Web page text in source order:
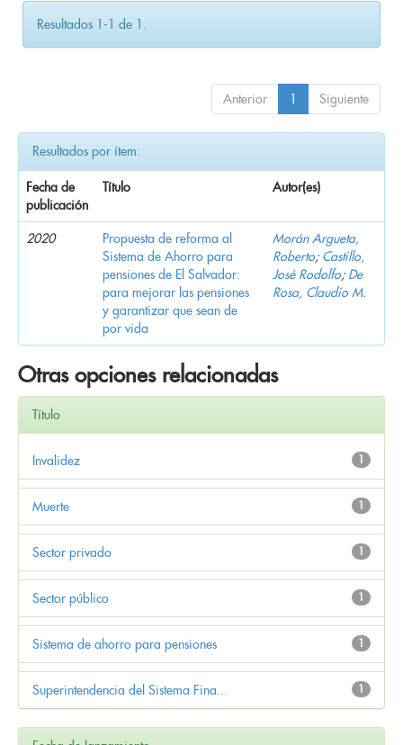
Resultados 1-1 de 1.
Anterior 1 Siguiente
Resultados por ítem:
Fecha de
publicación
Título Autor(es)
2020
Propuesta de reforma al
Sistema de Ahorro para
pensiones de El Salvador:
para mejorar las pensiones
y garantizar que sean de
por vida
Morán Argueta,
Roberto; Castillo,
José Rodolfo; De
Rosa, Claudio M.
Otras opciones relacionadas
Título
1
Invalidez
1
Muerte
1
Sector privado
1
Sector público
1
Sistema de ahorro para pensiones
1
Superintendencia del Sistema Fina...